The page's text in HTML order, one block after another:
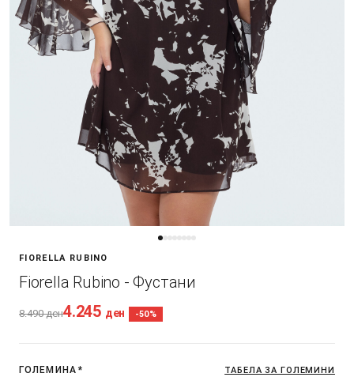
FIORELLA RUBINO
Fiorella Rubino - Фустани
8.490ден4.245 ден -50%
ГОЛЕМИНА * ТАБЕЛА ЗА ГОЛЕМИНИ